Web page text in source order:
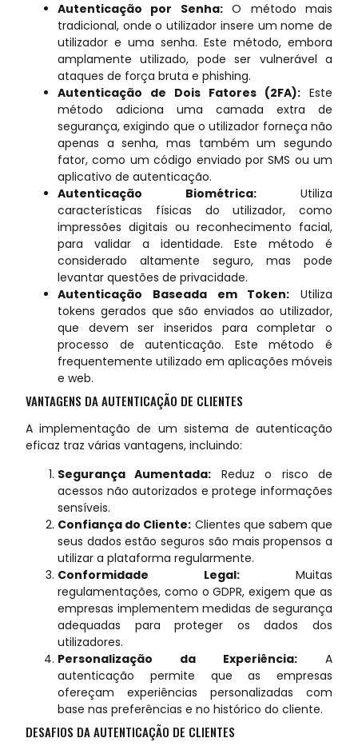
Autenticação por Senha:O método mais
tradicional, onde o utilizador insere um nome de
utilizador e uma senha. Este método, embora
amplamente utilizado, pode ser vulnerável a
ataques de força bruta e phishing.
Autenticação de Dois Fatores (2FA): Este
método adiciona uma camada extra de
segurança, exigindo que o utilizador forneça não
apenas a senha, mas também um segundo
fator, como um código enviado por SMS ou um
aplicativo de autenticação.
Autenticação Biométrica: Utiliza
características físicas do utilizador, como
impressões digitais ou reconhecimento facial,
para validar a identidade. Este método é
considerado altamente seguro, mas pode
levantar questões de privacidade.
Autenticação Baseada em Token: Utiliza
tokens gerados que são enviados ao utilizador,
que devem ser inseridos para completar o
processo de autenticação. Este método é
frequentemente utilizado em aplicações móveis
e web.
VANTAGENS DA AUTENTICAÇÃO DE CLIENTES
A implementação de um sistema de autenticação
eficaz traz várias vantagens, incluindo:
Segurança Aumentada: Reduz o risco de
acessos não autorizados e protege informações
sensíveis.
Confiança do Cliente: Clientes que sabem que
seus dados estão seguros são mais propensos a
utilizar a plataforma regularmente.
Conformidade Legal: Muitas
regulamentações, como o GDPR, exigem que as
empresas implementem medidas de segurança
adequadas para proteger os dados dos
utilizadores.
Personalização da Experiência: A
autenticação permite que as empresas
ofereçam experiências personalizadas com
base nas preferências e no histórico do cliente.
DESAFIOS DA AUTENTICAÇÃO DE CLIENTES